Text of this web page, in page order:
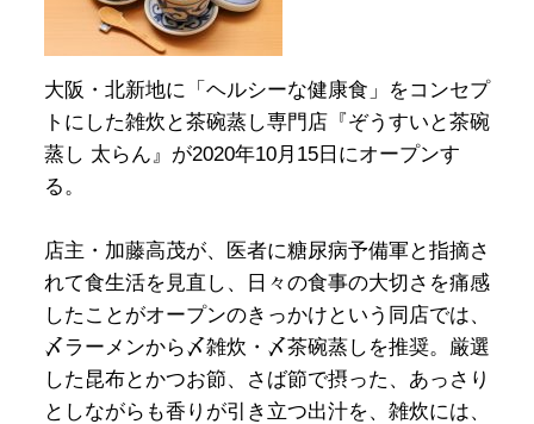
大阪・北新地に「ヘルシーな健康食」をコンセプ
トにした雑炊と茶碗蒸し専門店『ぞうすいと茶碗
蒸し 太らん』が2020年10月15日にオープンす
る。
店主・加藤高茂が、医者に糖尿病予備軍と指摘さ
れて食生活を見直し、日々の食事の大切さを痛感
したことがオープンのきっかけという同店では、
〆ラーメンから〆雑炊・〆茶碗蒸しを推奨。厳選
した昆布とかつお節、さば節で摂った、あっさり
としながらも香りが引き立つ出汁を、雑炊には、